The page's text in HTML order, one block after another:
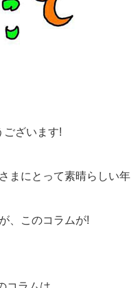
ございます!
まにとって素晴らしい年
、このコラムが!